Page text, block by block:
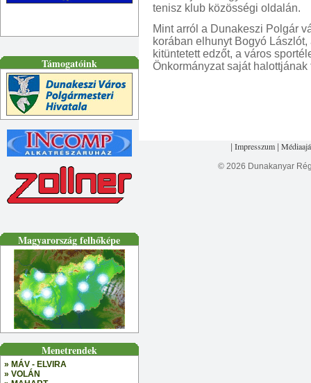
Támogatóink
Magyarország felhőképe
Menetrendek
» MÁV - ELVIRA
» VOLÁN
tenisz klub közösségi oldalán.
Mint arról a Dunakeszi Polgár
korában elhunyt Bogyó
kitüntetett edzőt, a város
Önkormányzat saját halottjának
|Impresszum |
© 2026 Dunakanyar